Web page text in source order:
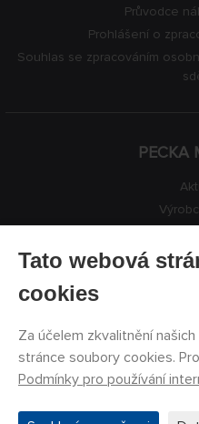
Průvodce
Prohlášení o
Souhlas se zpracováním
PECKA
©PECKA MODELÁŘ s.r.o.
Tato webová
cookies
Za účelem zkvalitnění
stránce soubory cookies.
Podmínky pro používání